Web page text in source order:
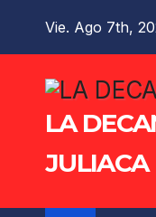
Vie. Ago 7th,
LA
JULIACA